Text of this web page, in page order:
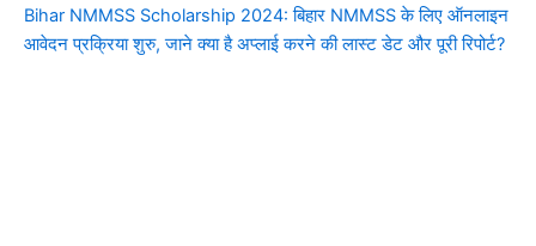
Bihar NMMSS Scholarship 2024: बिहार NMMSS के लिए ऑनलाइन
आवेदन प्रक्रिया शुरु, जाने क्या है अप्लाई करने की लास्ट डेट और पूरी रिपोर्ट?